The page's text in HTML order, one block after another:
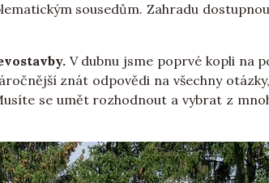
sousedům. Zahradu
V dubnu jsme poprvé kopli na
znát odpovědi na všechny
se umět rozhodnout a vybrat z